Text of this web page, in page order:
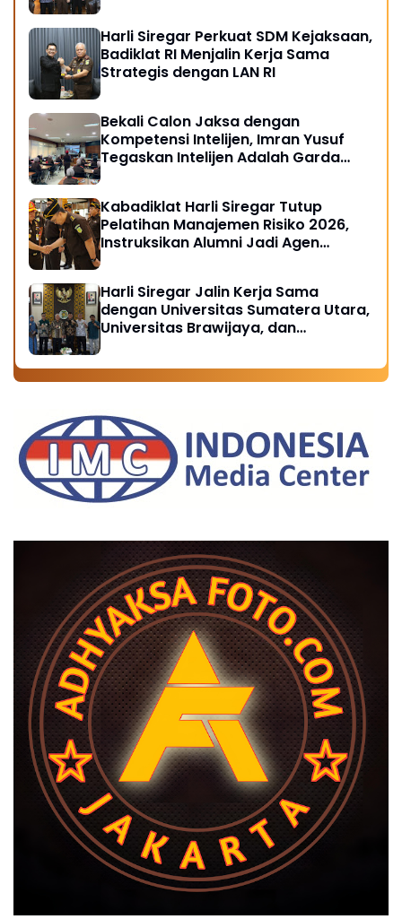
Harli Siregar Perkuat SDM Kejaksaan,
Badiklat RI Menjalin Kerja Sama
Strategis dengan LAN RI
Bekali Calon Jaksa dengan
Kompetensi Intelijen, Imran Yusuf
Tegaskan Intelijen Adalah Garda
Kabadiklat Harli Siregar Tutup
Pelatihan Manajemen Risiko 2026,
Instruksikan Alumni Jadi Agen
Harli Siregar Jalin Kerja Sama
dengan Universitas Sumatera Utara,
Universitas Brawijaya, dan
Peluang Pegawai Kejaksaan RI
Tempuh Pendidikan Doktor (S3)